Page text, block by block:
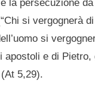
la persecuzione
si vergognerà
si
e di
5,29).